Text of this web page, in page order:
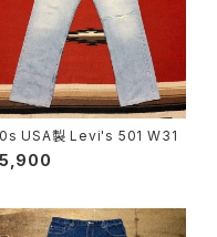
USA製 Levi's 501 W31